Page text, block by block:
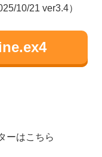
10/21 ver3.4）
ーはこちら